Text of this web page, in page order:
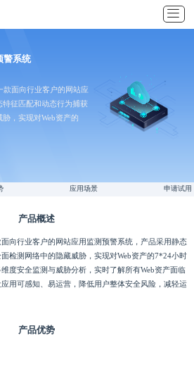
警系统
款面向行业客户的网站应
特征匹配和动态行为捕获
，实现对Web资产的
应用场景 申请试用
产品概述
向行业客户的网站应用监测预警系统，产品采用静态
检测网络中的隐藏威胁，实现对Web资产的7*24小时
度安全监测与威胁分析，实时了解所有Web资产面临
用可感知、易运营，降低用户整体安全风险，减轻运
产品优势